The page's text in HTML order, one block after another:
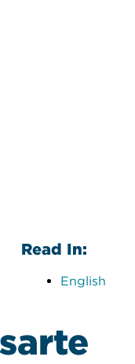
Read In:
English